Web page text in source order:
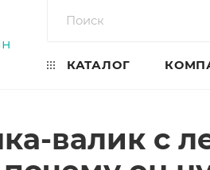
КАТАЛОГ
валик с